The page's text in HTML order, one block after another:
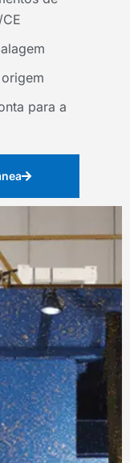
para a